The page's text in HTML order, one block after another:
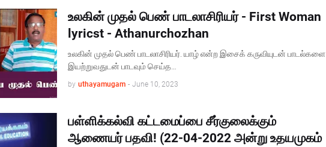
உலகின் முதல் பெண் பாடலாசிரியர் - First Woman
lyricst - Athanurchozhan
உலகின் முதல் பெண் பாடலாசிரியர். யாழ் என்ற இசைக் கருவியுடன் பாடல்களை
இயற்றுவதுடன் பாடவும் செய்த…
by uthayamugam - June 10, 2023
பள்ளிக்கல்வி கட்டமைப்பை சீர்குலைக்கும்
ஆணையர் பதவி! (22-04-2022 அன்று உதயமுகம்